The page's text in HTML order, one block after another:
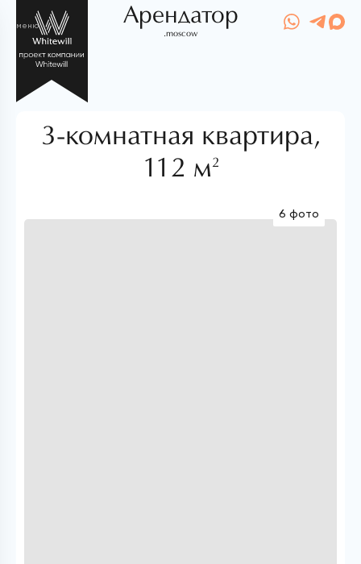
меню Арендатор
.moscow
3-комнатная квартира,
112 м2
6 фото